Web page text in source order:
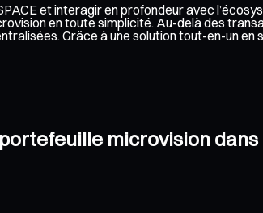
et interagir en profondeur avec
en toute simplicité. Au-delà des
Grâce à une solution tout-en-un
microvision